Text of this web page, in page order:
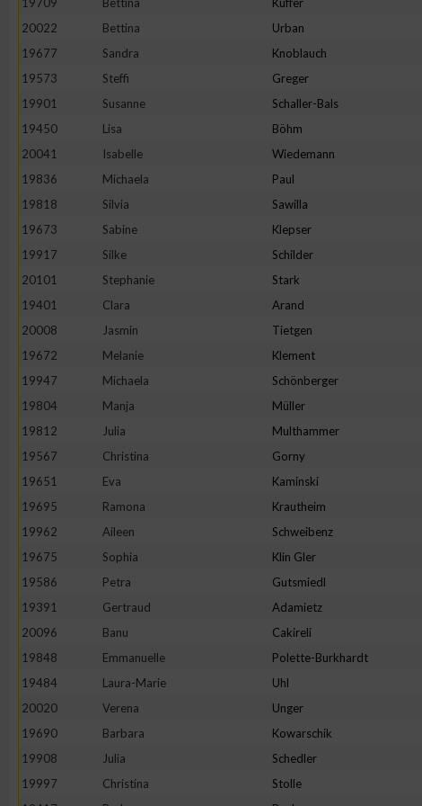
20022
Bettina Urban
19677
Sandra Knoblauch
19573
Steffi Greger
19901
Susanne Schaller-Bals
19450
Lisa Böhm
20041
Isabelle Wiedemann
19836
Michaela Paul
19818
Silvia Sawilla
19673
Sabine Klepser
19917
Silke Schilder
20101
Stephanie Stark
19401
Clara Arand
20008
Jasmin Tietgen
19672
Melanie Klement
19947
Michaela Schönberger
19804
Manja Müller
19812
Julia Multhammer
19567
Christina Gorny
19651
Eva Kaminski
19695
Ramona Krautheim
19962
Aileen Schweibenz
19675
Sophia Klin Gler
19586
Petra Gutsmiedl
19391
Gertraud Adamietz
20096
Banu Cakireli
19848
Emmanuelle Polette-Burkhardt
19484
Laura-Marie Uhl
20020
Verena Unger
19690
Barbara Kowarschik
19908
Julia Schedler
19997
Christina Stolle
Erstellung von Profilen zur Personalisierung von Inhalten
Messung der Werbeleistung
Messung der Performance von Inhalten
Analyse von Zielgruppen durch Statistiken oder Kombinationen
Entwicklung und Verbesserung der Angebote
IAB-Besonderheiten:
Geräte anhand von aktiv angeforderten Informationen
Nicht-IAB-Verarbeitungszwecke:
Notwendig
Performance
Funktional